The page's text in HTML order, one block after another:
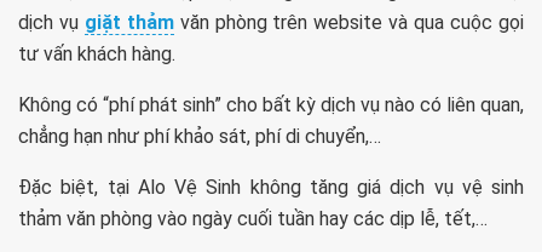
dịch vụ giặt thảmvăn phòng trên website và qua cuộc gọi
tư vấn khách hàng.
Không có “phí phát sinh” cho bất kỳ dịch vụ nào có liên quan,
chẳng hạn như phí khảo sát, phí di chuyển,…
Đặc biệt, tại Alo Vệ Sinh không tăng giá dịch vụ vệ sinh
thảm văn phòng vào ngày cuối tuần hay các dịp lễ, tết,…